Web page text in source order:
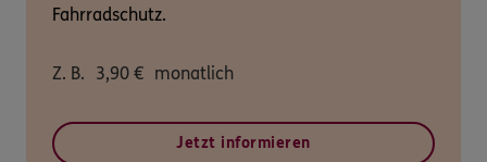
Fahrradschutz.
Z. B. 3,90 € monatlich
Jetzt informieren